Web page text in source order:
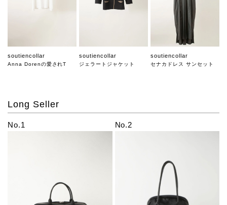
soutiencollar
Anna Dorenの愛されT
soutiencollar
ジェラートジャケット
soutiencollar
セナカドレス サンセット
Long Seller
No.1 No.2